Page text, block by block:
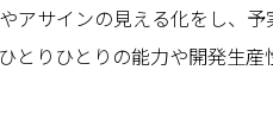
アサインの見える化をし、予
とりひとりの能力や開発生産